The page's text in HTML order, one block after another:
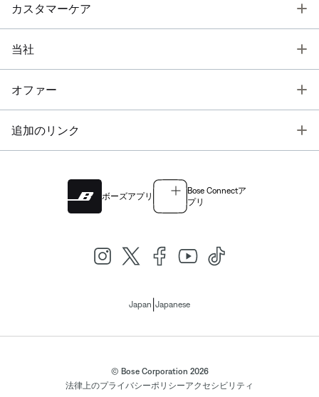
カスタマーケア
当社
オファー
追加のリンク
ボーズアプリ
Bose Connectア
プリ
Japan Japanese
© Bose Corporation 2026
法律上のプライバシーポリシーアクセシビリティ